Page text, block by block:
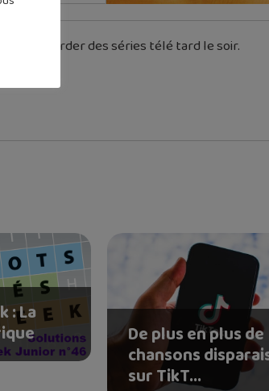
et regarder des séries télé tard le soir.
: La
De plus en plus de
chansons
sur TikT...